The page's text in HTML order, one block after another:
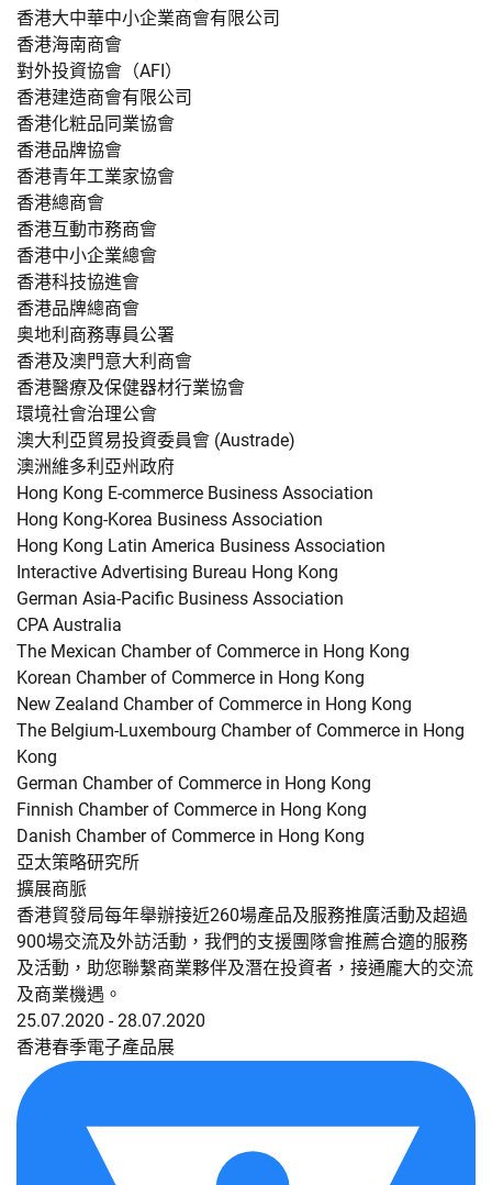
香港大中華中小企業商會有限公司
香港海南商會
對外投資協會（AFI）
香港建造商會有限公司
香港化粧品同業協會
香港品牌協會
香港青年工業家協會
香港總商會
香港互動市務商會
香港中小企業總會
香港科技協進會
香港品牌總商會
奥地利商務專員公署
香港及澳門意大利商會
香港醫療及保健器材行業協會
環境社會治理公會
澳大利亞貿易投資委員會 (Austrade)
澳洲維多利亞州政府
Hong Kong E-commerce Business Association
Hong Kong-Korea Business Association
Hong Kong Latin America Business Association
Interactive Advertising Bureau Hong Kong
German Asia-Pacific Business Association
CPA Australia
The Mexican Chamber of Commerce in Hong Kong
Korean Chamber of Commerce in Hong Kong
New Zealand Chamber of Commerce in Hong Kong
The Belgium-Luxembourg Chamber of Commerce in Hong
Kong
German Chamber of Commerce in Hong Kong
Finnish Chamber of Commerce in Hong Kong
Danish Chamber of Commerce in Hong Kong
亞太策略研究所
擴展商脈
香港貿發局每年舉辦接近260場產品及服務推廣活動及超過
900場交流及外訪活動，我們的支援團隊會推薦合適的服務
及活動，助您聯繫商業夥伴及潛在投資者，接通龐大的交流
及商業機遇。
25.07.2020 - 28.07.2020
香港春季電子產品展